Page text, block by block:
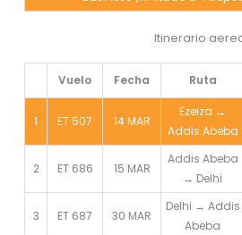
Itinerario
Vuelo Fecha Ruta
1 ET 507 14 MAR
Ezeiza →
Addis Abeba
2 ET 686 15 MAR
Addis Abeba
→ Delhi
3 ET 687 30 MAR
Delhi → Addis
Abeba